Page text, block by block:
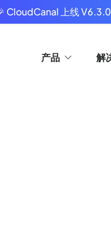
CloudCanal 上线
产品 解